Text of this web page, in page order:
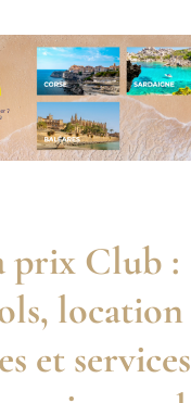
prix Club :
location
et services